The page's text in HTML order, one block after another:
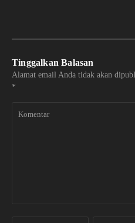
Tinggalkan Balasan
Alamat email Anda tidak akan
*